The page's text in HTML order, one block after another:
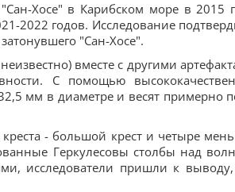
Хосе" в Карибском море в 2015
2022 годов. Исследование
"Сан-Хосе".
вместе с другими
С помощью
мм в диаметре и весят примерно
- большой крест и четыре
Геркулесовы столбы над
исследователи пришли к